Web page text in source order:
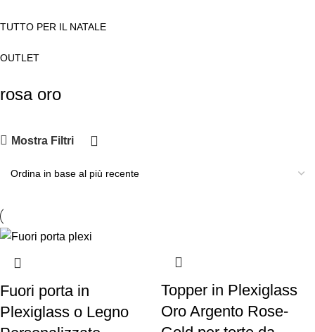
TUTTO PER IL NATALE
OUTLET
rosa oro
Mostra Filtri
Fuori porta in
Plexiglass o Legno
Topper in Plexiglass
Oro Argento Rose-